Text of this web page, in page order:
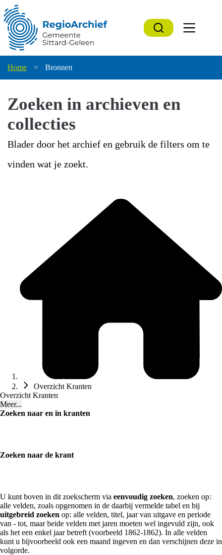
naar
de
inhoud
Home > Bronnen
Zoeken in archieven en
collecties
Blader door het archief en gebruik de filters om te
vinden wat je zoekt.
Overzicht Kranten
Overzicht Kranten
Meer...
Zoeken naar en in kranten
Zoeken naar de krant
U kunt boven in dit zoekscherm via eenvoudig zoeken, zoeken op:
alle velden, zoals opgenomen in de daarbij vermelde tabel en bij
uitgebreid zoeken op: alle velden, titel, jaar van uitgave en periode
van - tot, maar beide velden met jaren moeten wel ingevuld zijn, ook
als het een enkel jaar betreft (voorbeeld 1862-1862). In alle velden
kunt u bijvoorbeeld ook een maand ingeven en dan verschijnen deze in
volgorde.